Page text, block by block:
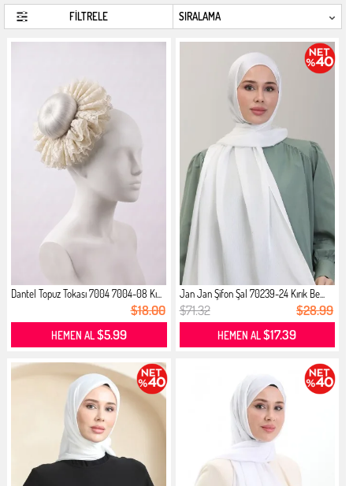
FİLTRELE
Dantel Topuz Tokası 7004 7004-08 Kı...
$18.00
HEMEN AL$5.99
Jan Jan Şifon Şal 70239-24 Kırık Be...
$71.32 $28.99
HEMEN AL$17.39